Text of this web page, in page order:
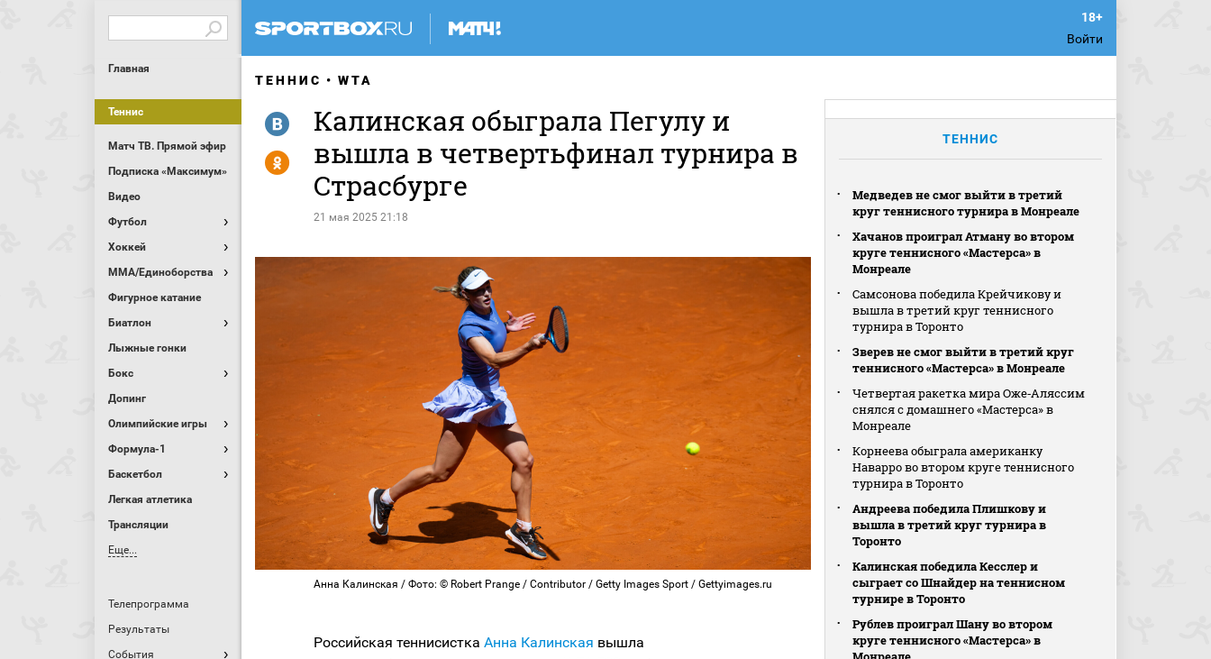
Войти
Главная
Теннис
Матч ТВ. Прямой эфир
Подписка «Максимум»
Видео
Футбол
Хоккей
MMA/Единоборства
Фигурное катание
Биатлон
Лыжные гонки
Бокс
Допинг
Олимпийские игры
Формула-1
Баскетбол
Легкая атлетика
Трансляции
Еще...
Телепрограмма
Результаты
События
ТЕННИС WTA
Калинская обыграла Пегулу и
вышла в четвертьфинал турнира в
Страсбурге
21 мая 2025 21:18
R
Y
Анна Калинская / Фото: © Robert Prange / Contributor / Getty Images Sport / Gettyimages.ru
Российская теннисистка Анна Калинская вышла
ТЕННИС
Медведев не смог выйти в третий
круг теннисного турнира в Монреале
Хачанов проиграл Атману во втором
круге теннисного «Мастерса» в
Монреале
Самсонова победила Крейчикову и
вышла в третий круг теннисного
турнира в Торонто
Зверев не смог выйти в третий круг
теннисного «Мастерса» в Монреале
Четвертая ракетка мира Оже‑Аляссим
снялся с домашнего «Мастерса» в
Монреале
Корнеева обыграла американку
Наварро во втором круге теннисного
турнира в Торонто
Андреева победила Плишкову и
вышла в третий круг турнира в
Торонто
Калинская победила Кесслер и
сыграет со Шнайдер на теннисном
турнире в Торонто
Рублев проиграл Шану во втором
круге теннисного «Мастерса» в